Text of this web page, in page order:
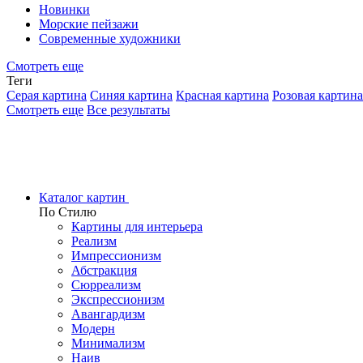
Новинки
Морские пейзажи
Современные художники
Смотреть еще
Теги
Серая картина Синяя картина Красная картина Розовая картина
Смотреть еще Все результаты
Каталог картин
По Стилю
Картины для интерьера
Реализм
Импрессионизм
Абстракция
Сюрреализм
Экспрессионизм
Авангардизм
Модерн
Минимализм
Наив